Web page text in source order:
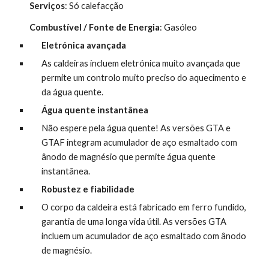
Serviços: Só calefacção
Combustível / Fonte de Energia: Gasóleo
Eletrónica avançada
As caldeiras incluem eletrónica muito avançada que
permite um controlo muito preciso do aquecimento e
da água quente.
Água quente instantânea
Não espere pela água quente! As versões GTA e
GTAF integram acumulador de aço esmaltado com
ânodo de magnésio que permite água quente
instantânea.
Robustez e fiabilidade
O corpo da caldeira está fabricado em ferro fundido,
garantia de uma longa vida útil. As versões GTA
incluem um acumulador de aço esmaltado com ânodo
de magnésio.